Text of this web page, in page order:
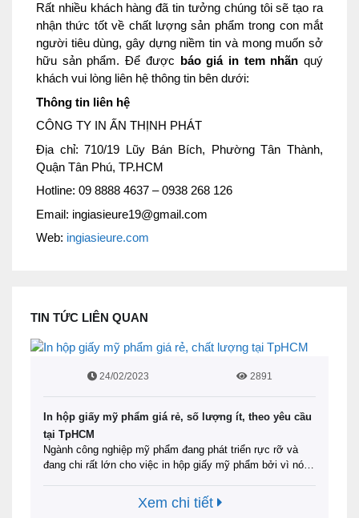
Rất nhiều khách hàng đã tin tưởng chúng tôi sẽ tạo ra
nhận thức tốt về chất lượng sản phẩm trong con mắt
người tiêu dùng, gây dựng niềm tin và mong muốn sở
hữu sản phẩm. Để được báo giá in tem nhãn quý
khách vui lòng liên hệ thông tin bên dưới:
Thông tin liên hệ
CÔNG TY IN ẤN THỊNH PHÁT
Địa chỉ: 710/19 Lũy Bán Bích, Phường Tân Thành,
Quận Tân Phú, TP.HCM
Hotline: 09 8888 4637 – 0938 268 126
Email: ingiasieure19@gmail.com
Web: ingiasieure.com
TIN TỨC LIÊN QUAN
24/02/2023 2891
In hộp giấy mỹ phẩm giá rẻ, số lượng ít, theo yêu cầu
tại TpHCM
Ngành công nghiệp mỹ phẩm đang phát triển rực rỡ và
đang chi rất lớn cho việc in hộp giấy mỹ phẩm bởi vì nó là
mua hàng của người tiêu dùng. Thông qua hộp mỹ phẩm
thu hút người mua hàng có cái …Đọc tiếp
Xem chi tiết